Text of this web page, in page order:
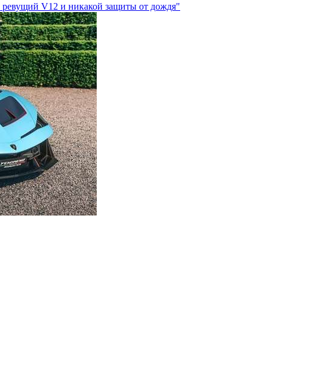
ревущий V12 и никакой защиты от дождя"